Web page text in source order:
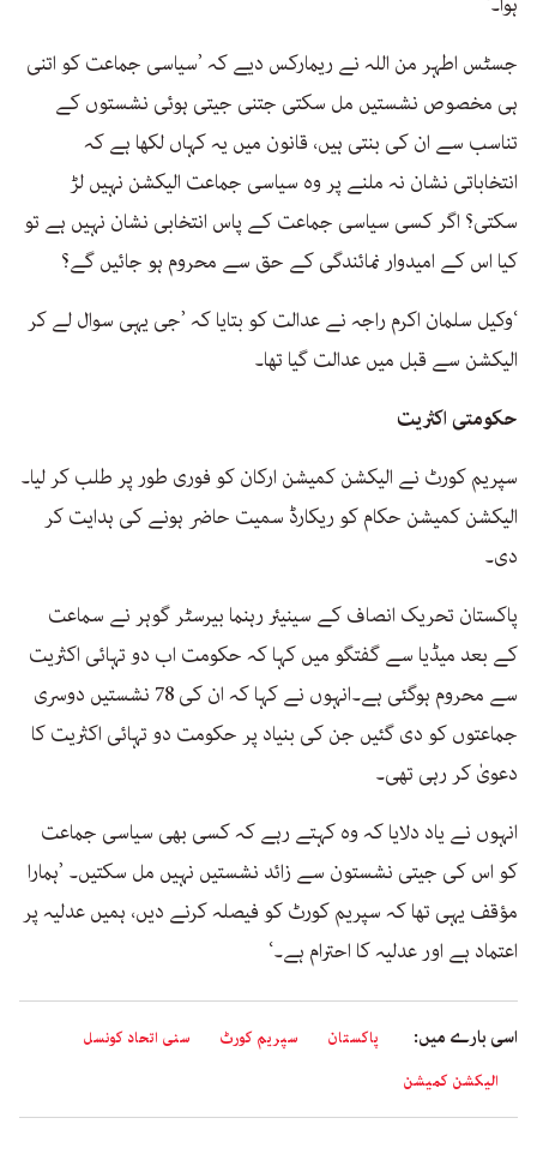
جسٹس اطہر من اللہ نے ریمارکس دیے کہ ’سیاسی جماعت کو اتنی
ہی مخصوص نشستیں مل سکتی جتنی جیتی ہوئی نشستوں کے
تناسب سے ان کی بنتی ہیں، قانون میں یہ کہاں لکھا ہے کہ
انتخاباتی نشان نہ ملنے پر وہ سیاسی جماعت الیکشن نہیں لڑ
سکتی؟ اگر کسی سیاسی جماعت کے پاس انتخابی نشان نہیں ہے تو
کیا اس کے امیدوار نمائندگی کے حق سے محروم ہو جائیں گے؟
‘وکیل سلمان اکرم راجہ نے عدالت کو بتایا کہ ’جی یہی سوال لے کر
الیکشن سے قبل میں عدالت گیا تھا۔
حکومتی اکثریت
سپریم کورٹ نے الیکشن کمیشن ارکان کو فوری طور پر طلب کر لیا۔
الیکشن کمیشن حکام کو ریکارڈ سمیت حاضر ہونے کی ہدایت کر
دی۔
پاکستان تحریک انصاف کے سینیئر رہنما بیرسٹر گوہر نے سماعت
کے بعد میڈیا سے گفتگو میں کہا کہ حکومت اب دو تہائی اکثریت
سے محروم ہوگئی ہے۔انہوں نے کہا کہ ان کی 78 نشستیں دوسری
جماعتوں کو دی گئیں جن کی بنیاد پر حکومت دو تہائی اکثریت کا
دعویٰ کر رہی تھی۔
انہوں نے یاد دلایا کہ وہ کہتے رہے کہ کسی بھی سیاسی جماعت
کو اس کی جیتی نشستون سے زائد نشستیں نہیں مل سکتیں۔ ’ہمارا
مؤقف یہی تھا کہ سپریم کورٹ کو فیصلہ کرنے دیں، ہمیں عدلیہ پر
اعتماد ہے اور عدلیہ کا احترام ہے۔‘
اسی بارے میں: پاکستان سپریم کورٹ
سنی اتحاد کونسل
الیکشن کمیشن